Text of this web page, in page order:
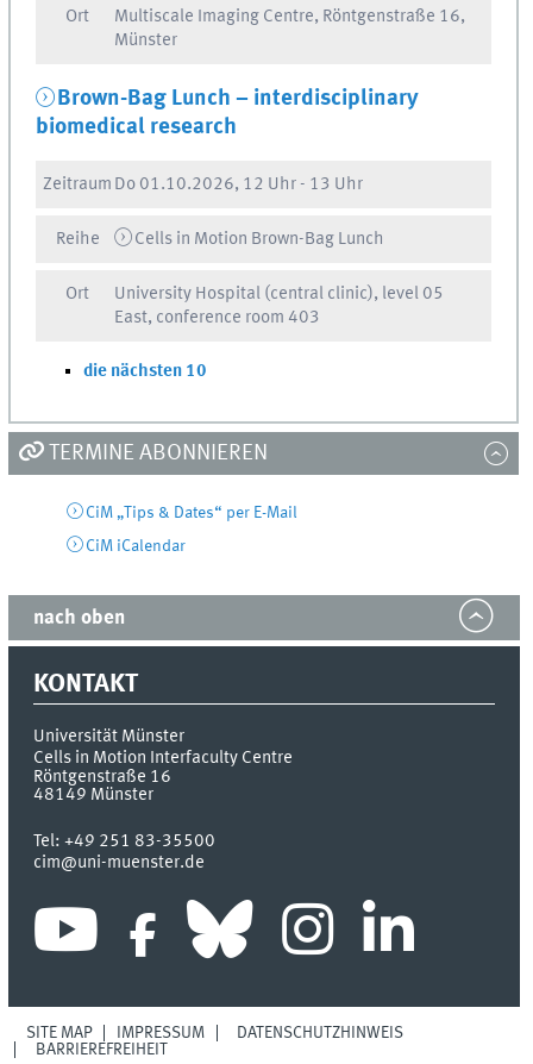
Ort
Multiscale Imaging Centre, Röntgenstraße 16,
Münster
Brown-Bag Lunch – interdisciplinary
biomedical research
Zeitraum Do01.10.2026, 12 Uhr- 13 Uhr
Reihe Cells in Motion Brown-Bag Lunch
Ort
University Hospital (central clinic), level 05
East, conference room 403
die nächsten 10
TERMINE ABONNIEREN
CiM „Tips & Dates“ per E-Mail
CiM iCalendar
nach oben
KONTAKT
Universität Münster
Cells in Motion Interfaculty Centre
Röntgenstraße 16
48149 Münster
Tel:+49 251 83-35500
cim@uni-muenster.de
SITE MAP IMPRESSUM
DATENSCHUTZHINWEIS
BARRIEREFREIHEIT